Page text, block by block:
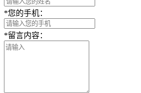
*您的手机：
*留言内容：